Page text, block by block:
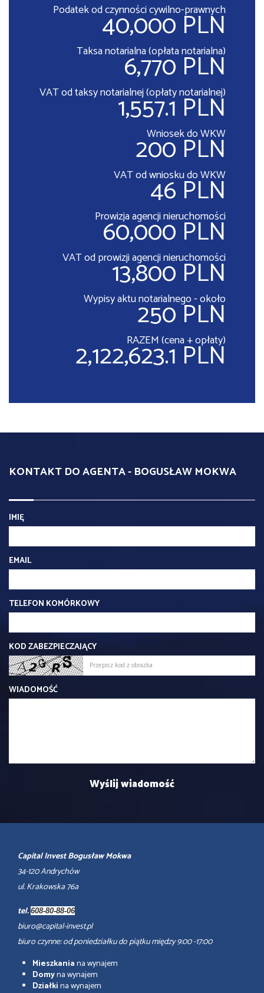
Podatek od czynności cywilno-prawnych
40,000 PLN
Taksa notarialna (opłata notarialna)
6,770 PLN
VAT od taksy notarialnej (opłaty notarialnej)
1,557.1 PLN
Wniosek do WKW
200 PLN
VAT od wniosku do WKW
46 PLN
Prowizja agencji nieruchomości
60,000 PLN
VAT od prowizji agencji nieruchomości
13,800 PLN
Wypisy aktu notarialnego - około
250 PLN
RAZEM (cena + opłaty)
2,122,623.1 PLN
KONTAKT DO AGENTA - BOGUSŁAW MOKWA
IMIĘ
EMAIL
TELEFON KOMÓRKOWY
KOD ZABEZPIECZAJĄCY
WIADOMOŚĆ
Capital Invest Bogusław Mokwa
34-120 Andrychów
ul. Krakowska 76a
tel. 608-80-88-06
biuro@capital-invest.pl
biuro czynne: od poniedziałku do piątku między 9:00 -17:00
Mieszkaniana wynajem
Domyna wynajem
Działkina wynajem